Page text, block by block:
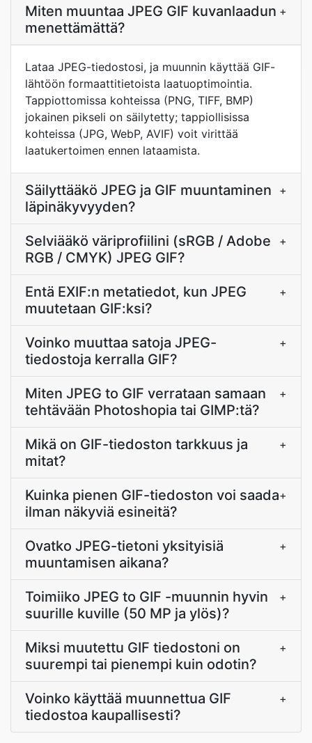
Miten muuntaa JPEG GIF kuvanlaadun
menettämättä?
+
Lataa JPEG-tiedostosi, ja muunnin käyttää GIF-
lähtöön formaattitietoista laatuoptimointia.
Tappiottomissa kohteissa (PNG, TIFF, BMP)
jokainen pikseli on säilytetty; tappiollisissa
kohteissa (JPG, WebP, AVIF) voit virittää
laatukertoimen ennen lataamista.
Säilyttääkö JPEG ja GIF muuntaminen
läpinäkyvyyden?
+
Selviääkö väriprofiilini (sRGB / Adobe
RGB / CMYK) JPEG GIF?
+
Entä EXIF:n metatiedot, kun JPEG
muutetaan GIF:ksi?
+
Voinko muuttaa satoja JPEG-
tiedostoja kerralla GIF?
+
Miten JPEG to GIF verrataan samaan
tehtävään Photoshopia tai GIMP:tä?
+
Mikä on GIF-tiedoston tarkkuus ja
mitat?
+
Kuinka pienen GIF-tiedoston voi saada
ilman näkyviä esineitä?
+
Ovatko JPEG-tietoni yksityisiä
muuntamisen aikana?
+
Toimiiko JPEG to GIF -muunnin hyvin
suurille kuville (50 MP ja ylös)?
+
Miksi muutettu GIF tiedostoni on
suurempi tai pienempi kuin odotin?
+
Voinko käyttää muunnettua GIF
tiedostoa kaupallisesti?
+